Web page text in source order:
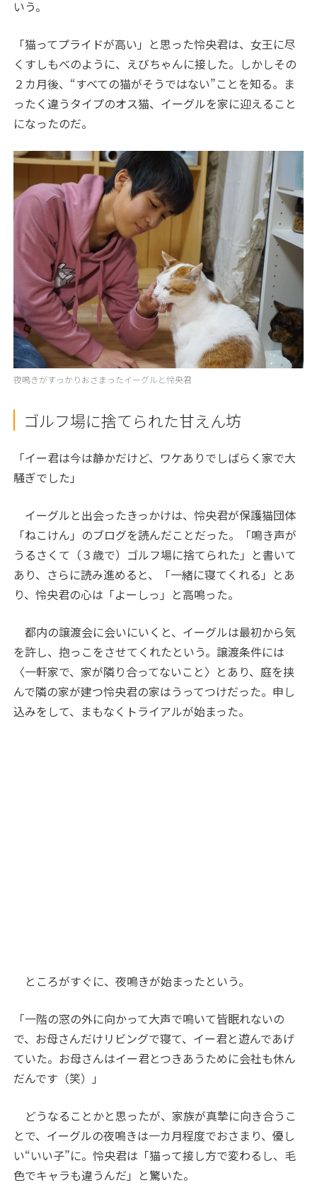
いう。
「猫ってプライドが高い」と思った怜央君は、女王に尽
くすしもべのように、えびちゃんに接した。しかしその
２カ月後、“すべての猫がそうではない”ことを知る。ま
ったく違うタイプのオス猫、イーグルを家に迎えること
になったのだ。
夜鳴きがすっかりおさまったイーグルと怜央君
ゴルフ場に捨てられた甘えん坊
「イー君は今は静かだけど、ワケありでしばらく家で大
騒ぎでした」
イーグルと出会ったきっかけは、怜央君が保護猫団体
「ねこけん」のブログを読んだことだった。「鳴き声が
うるさくて（３歳で）ゴルフ場に捨てられた」と書いて
あり、さらに読み進めると、「一緒に寝てくれる」とあ
り、怜央君の心は「よーしっ」と高鳴った。
都内の譲渡会に会いにいくと、イーグルは最初から気
を許し、抱っこをさせてくれたという。譲渡条件には
〈一軒家で、家が隣り合ってないこと〉とあり、庭を挟
んで隣の家が建つ怜央君の家はうってつけだった。申し
込みをして、まもなくトライアルが始まった。
ところがすぐに、夜鳴きが始まったという。
「一階の窓の外に向かって大声で鳴いて皆眠れないの
で、お母さんだけリビングで寝て、イー君と遊んであげ
ていた。お母さんはイー君とつきあうために会社も休ん
だんです（笑）」
どうなることかと思ったが、家族が真摯に向き合うこ
とで、イーグルの夜鳴きは一カ月程度でおさまり、優し
い“いい子”に。怜央君は「猫って接し方で変わるし、毛
色でキャラも違うんだ」と驚いた。